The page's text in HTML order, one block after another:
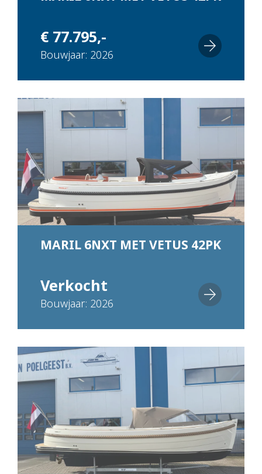
€ 77.795,-
Bouwjaar: 2026
MARIL 6NXT MET VETUS 42PK
Verkocht
Bouwjaar: 2026